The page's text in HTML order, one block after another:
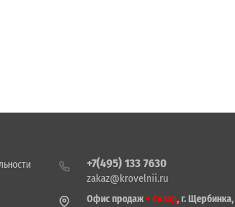
+7(495) 133 7630
zakaz@krovelnii.ru
Офис продаж+ Склад, г.